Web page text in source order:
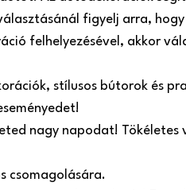
figyelj arra, hogy
felhelyezésével, akkor
stílusos bútorok és
nagy napodat!
csomagolására.